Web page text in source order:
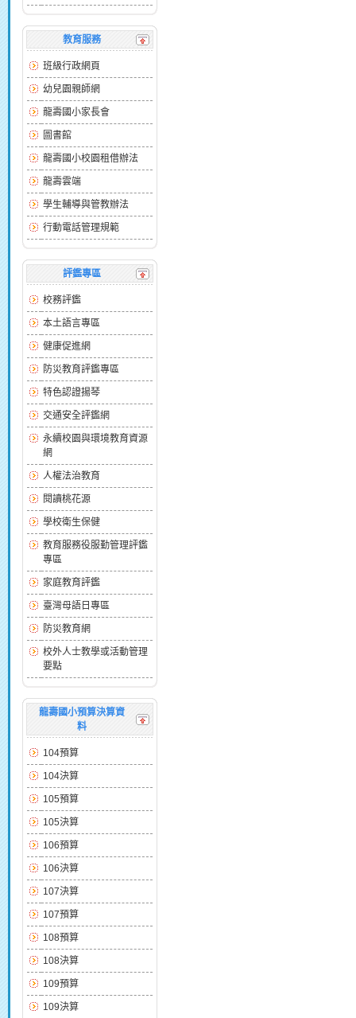
教育服務
班級行政網頁
幼兒園親師網
龍壽國小家長會
圖書館
龍壽國小校園租借辦法
龍壽雲端
學生輔導與管教辦法
行動電話管理規範
評鑑專區
校務評鑑
本土語言專區
健康促進網
防災教育評鑑專區
特色認證揚琴
交通安全評鑑網
永續校園與環境教育資源
網
人權法治教育
閱讀桃花源
學校衛生保健
教育服務役服勤管理評鑑
專區
家庭教育評鑑
臺灣母語日專區
防災教育網
校外人士教學或活動管理
要點
龍壽國小預算決算資
料
104預算
104決算
105預算
105決算
106預算
106決算
107決算
107預算
108預算
108決算
109預算
109決算